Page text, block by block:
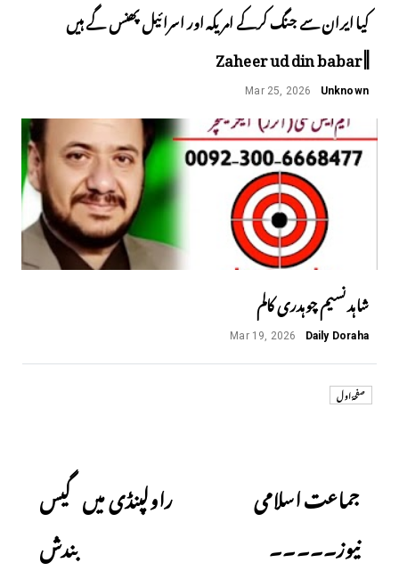
کیا ایران سے جنگ کرکے امریکہ اور اسرائیل پھنس گے ہیں
||Zaheer ud din babar
Unknown
Mar 25, 2026
شاہد نسیم چوہدری کالم
Daily Doraha
Mar 19, 2026
صفحۂ اول
جماعت اسلامی
نیوز۔۔۔۔۔
Next
راولپنڈی میں گیس
بندش